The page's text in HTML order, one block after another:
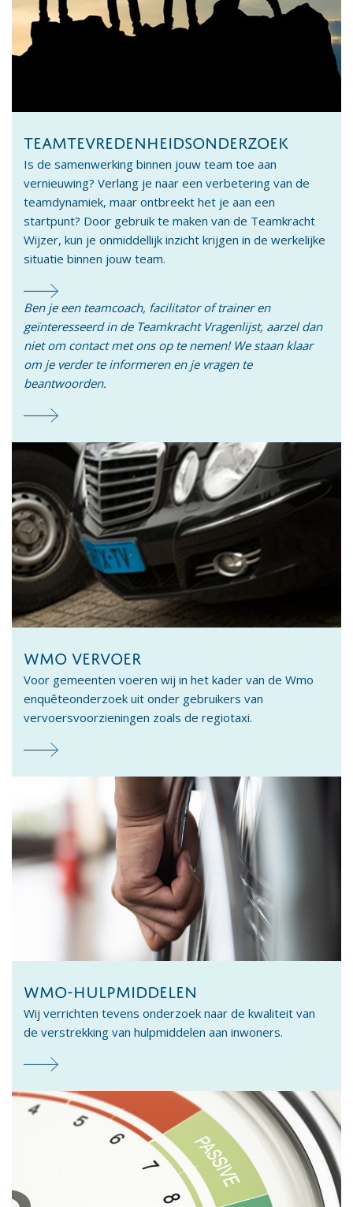
TEAMTEVREDENHEIDSONDERZOEK
Is de samenwerking binnen jouw team toe aan
vernieuwing? Verlang je naar een verbetering van de
teamdynamiek, maar ontbreekt het je aan een
startpunt? Door gebruik te maken van de Teamkracht
Wijzer, kun je onmiddellijk inzicht krijgen in de werkelijke
situatie binnen jouw team.
Ben je een teamcoach, facilitator of trainer en
geïnteresseerd in de Teamkracht Vragenlijst, aarzel dan
niet om contact met ons op te nemen! We staan klaar
om je verder te informeren en je vragen te
beantwoorden.
WMO VERVOER
Voor gemeenten voeren wij in het kader van de Wmo
enquêteonderzoek uit onder gebruikers van
vervoersvoorzieningen zoals de regiotaxi.
WMO-HULPMIDDELEN
Wij verrichten tevens onderzoek naar de kwaliteit van
de verstrekking van hulpmiddelen aan inwoners.